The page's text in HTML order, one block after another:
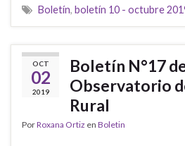
Boletín, boletín 10 - octubre
OCT
02
2019
Boletín N°17
Observatorio
Rural
PorRoxana Ortiz en Boletin